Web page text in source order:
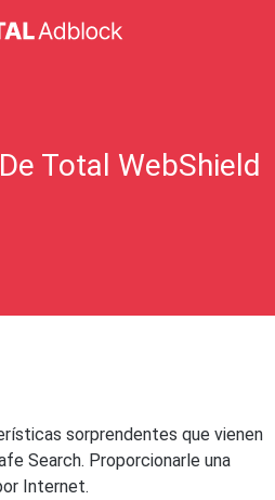
Total WebShield
sorprendentes que vienen
Search. Proporcionarle una
Internet.